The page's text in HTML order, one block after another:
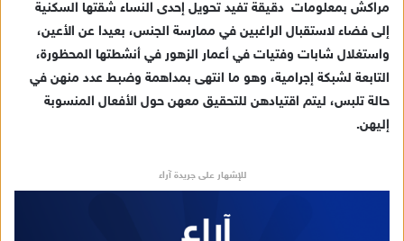
مراكش بمعلومات دقيقة تفيد تحويل إحدى النساء شقتها السكنية
إلى فضاء لاستقبال الراغبين في ممارسة الجنس، بعيدا عن الأعين،
واستغلال شابات وفتيات في أعمار الزهور في أنشطتها المحظورة،
التابعة لشبكة إجرامية، وهو ما انتهى بمداهمة وضبط عدد منهن في
حالة تلبس، ليتم اقتيادهن للتحقيق معهن حول الأفعال المنسوبة
إليهن.
للإشهار على جريدة آراء